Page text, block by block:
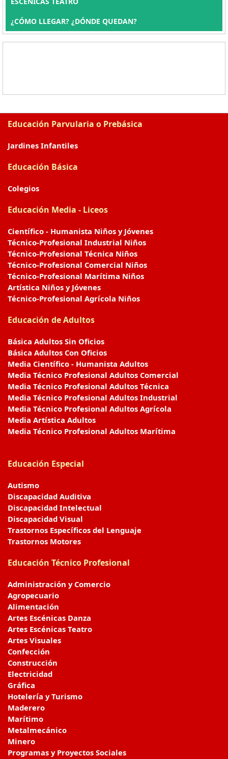
¿CÓMO LLEGAR? ¿DÓNDE QUEDAN?
Educación Parvularia o Prebásica
Jardines Infantiles
Educación Básica
Colegios
Educación Media - Liceos
Científico - Humanista Niños y Jóvenes
Técnico-Profesional Industrial Niños
Técnico-Profesional Técnica Niños
Técnico-Profesional Comercial Niños
Técnico-Profesional Marítima Niños
Artística Niños y Jóvenes
Técnico-Profesional Agrícola Niños
Educación de Adultos
Básica Adultos Sin Oficios
Básica Adultos Con Oficios
Media Científico - Humanista Adultos
Media Técnico Profesional Adultos Comercial
Media Técnico Profesional Adultos Técnica
Media Técnico Profesional Adultos Industrial
Media Técnico Profesional Adultos Agrícola
Media Artística Adultos
Media Técnico Profesional Adultos Marítima
Educación Especial
Autismo
Discapacidad Auditiva
Discapacidad Intelectual
Discapacidad Visual
Trastornos Específicos del Lenguaje
Trastornos Motores
Educación Técnico Profesional
Administración y Comercio
Agropecuario
Alimentación
Artes Escénicas Danza
Artes Escénicas Teatro
Artes Visuales
Confección
Construcción
Electricidad
Gráfica
Hotelería y Turismo
Maderero
Marítimo
Metalmecánico
Minero
Programas y Proyectos Sociales